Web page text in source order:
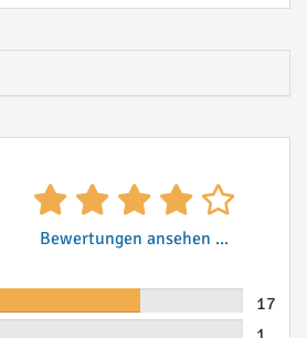
Bewertungen ansehen ...
17